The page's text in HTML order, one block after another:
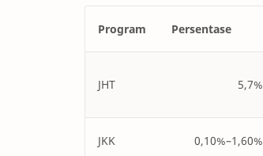
Program Persentase
JHT 5,7%
JKK 0,10%–1,60%